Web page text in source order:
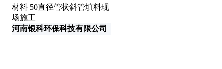
河南银科环保科技有限公司